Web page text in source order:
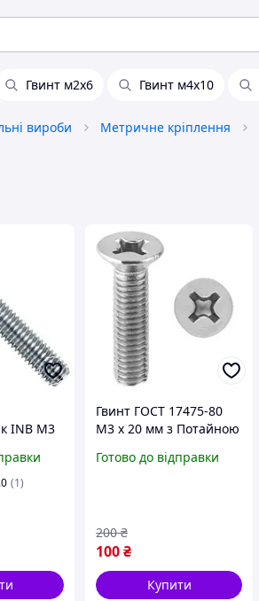
Гвинт м2х6 Гвинт м4х10
вироби Метричне кріплення
INB М3
(1)
Гвинт ГОСТ 17475-80
М3 х 20 мм з Потайною
шт ЦБ
Готово до відправки
100₴
200 ₴
Купити